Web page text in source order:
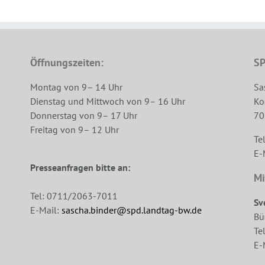
Öffnungszeiten:
Montag von 9– 14 Uhr
Dienstag und Mittwoch von 9– 16 Uhr
Donnerstag von 9– 17 Uhr
Freitag von 9– 12 Uhr
Presseanfragen bitte an:
Tel: 0711/2063-7011
E-Mail:sascha.binder@spd.landtag-bw.de